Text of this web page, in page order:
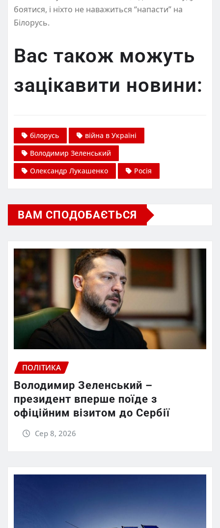
боятися, і ніхто не наважиться “напасти” на
Білорусь.
Вас також можуть
зацікавити новини:
білорусь
війна в Україні
Володимир Зеленський
Олександр Лукашенко
Росія
ВАМ СПОДОБАЄТЬСЯ
ПОЛІТИКА
Володимир Зеленський –
президент вперше поїде з
офіційним візитом до Сербії
Сер 8, 2026